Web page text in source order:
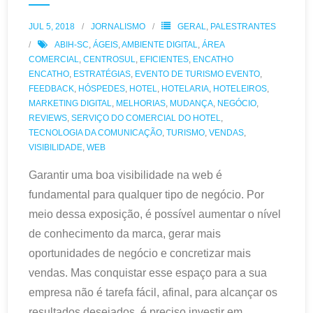
JUL 5, 2018 JORNALISMO GERAL, PALESTRANTES
ABIH-SC, ÁGEIS,AMBIENTE DIGITAL, ÁREA
COMERCIAL, CENTROSUL, EFICIENTES, ENCATHO
ENCATHO, ESTRATÉGIAS, EVENTO DE TURISMO EVENTO,
FEEDBACK, HÓSPEDES, HOTEL, HOTELARIA, HOTELEIROS,
MARKETING DIGITAL, MELHORIAS, MUDANÇA, NEGÓCIO,
REVIEWS, SERVIÇO DO COMERCIAL DO HOTEL,
TECNOLOGIA DA COMUNICAÇÃO, TURISMO, VENDAS,
VISIBILIDADE, WEB
Garantir uma boa visibilidade na web é
fundamental para qualquer tipo de negócio. Por
meio dessa exposição, é possível aumentar o nível
de conhecimento da marca, gerar mais
oportunidades de negócio e concretizar mais
vendas. Mas conquistar esse espaço para a sua
empresa não é tarefa fácil, afinal, para alcançar os